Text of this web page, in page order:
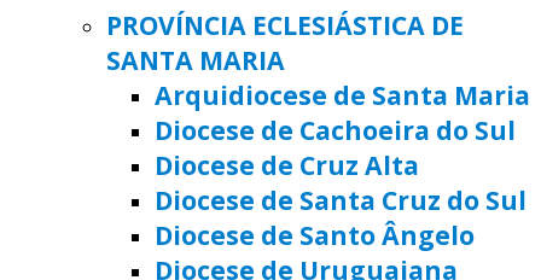
PROVÍNCIA ECLESIÁSTICA DE
SANTA MARIA
Arquidiocese de Santa Maria
Diocese de Cachoeira do Sul
Diocese de Cruz Alta
Diocese de Santa Cruz do Sul
Diocese de Santo Ângelo
Diocese de Uruguaiana